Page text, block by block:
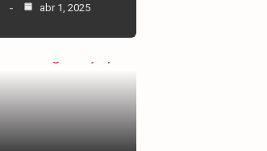
abr 1, 2025